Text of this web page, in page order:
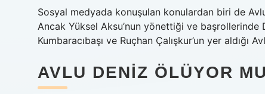
Sosyal medyada konuşulan konulardan biri de
Ancak Yüksel Aksu’nun yönettiği ve başrollerinde
Kumbaracıbaşı ve Ruçhan Çalışkur’un yer aldığı
AVLU DENIZ ÖLÜYOR